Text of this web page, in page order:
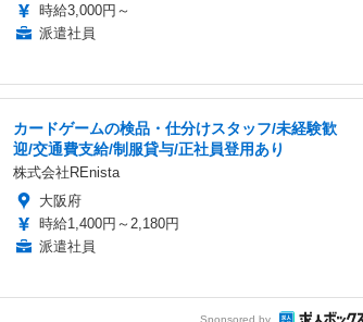
時給3,000円～
派遣社員
カードゲームの検品・仕分けスタッフ/未経験歓
迎/交通費支給/制服貸与/正社員登用あり
株式会社REnista
大阪府
時給1,400円～2,180円
派遣社員
Sponsored by